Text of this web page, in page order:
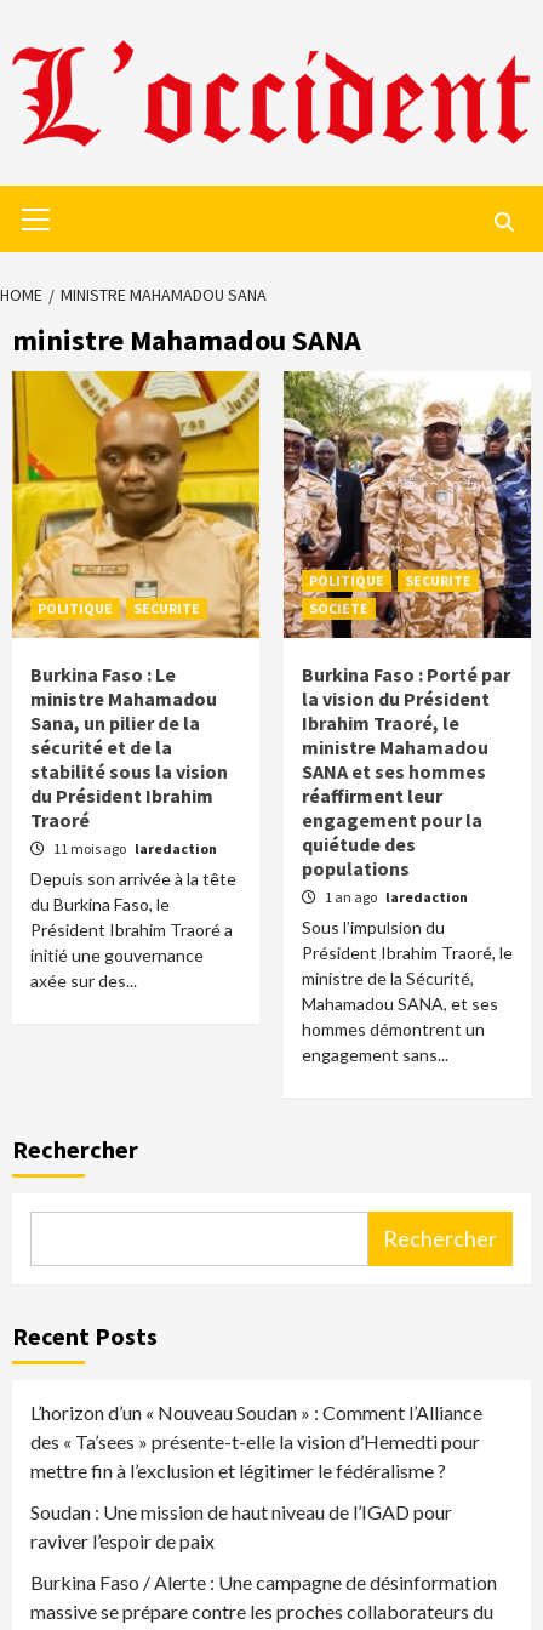
to
content
Menu
HOME MINISTRE MAHAMADOU SANA
ministre Mahamadou SANA
POLITIQUE SECURITE
Burkina Faso : Le
ministre Mahamadou
Sana, un pilier de la
sécurité et de la
stabilité sous la vision
du Président Ibrahim
Traoré
11 mois ago laredaction
Depuis son arrivée à la tête
du Burkina Faso, le
Président Ibrahim Traoré a
initié une gouvernance
axée sur des...
POLITIQUE
SECURITE
SOCIETE
Burkina Faso : Porté par
la vision du Président
Ibrahim Traoré, le
ministre Mahamadou
SANA et ses hommes
réaffirment leur
engagement pour la
quiétude des
populations
1 an ago laredaction
Sous l’impulsion du
Président Ibrahim Traoré, le
ministre de la Sécurité,
Mahamadou SANA, et ses
hommes démontrent un
engagement sans...
Rechercher
Rechercher
Recent Posts
L’horizon d’un « Nouveau Soudan » : Comment l’Alliance
des « Ta’sees » présente-t-elle la vision d’Hemedti pour
mettre fin à l’exclusion et légitimer le fédéralisme ?
Soudan : Une mission de haut niveau de l’IGAD pour
raviver l’espoir de paix
Burkina Faso / Alerte : Une campagne de désinformation
massive se prépare contre les proches collaborateurs du